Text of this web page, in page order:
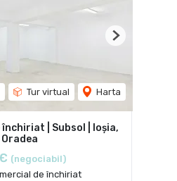
Tur virtual Harta
Next
închiriat | Subsol | Ioșia,
Oradea
(negociabil)
de închiriat